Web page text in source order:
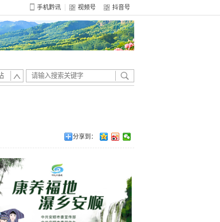
手机黔讯 视频号 抖音号
分享到：